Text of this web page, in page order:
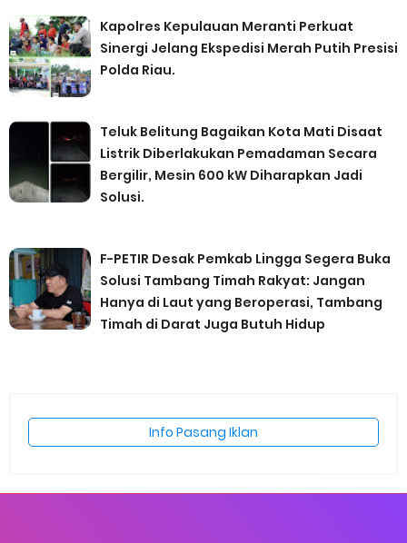
Kapolres Kepulauan Meranti Perkuat
Sinergi Jelang Ekspedisi Merah Putih Presisi
Polda Riau.
Teluk Belitung Bagaikan Kota Mati Disaat
Listrik Diberlakukan Pemadaman Secara
Bergilir, Mesin 600 kW Diharapkan Jadi
Solusi.
F-PETIR Desak Pemkab Lingga Segera Buka
Solusi Tambang Timah Rakyat: Jangan
Hanya di Laut yang Beroperasi, Tambang
Timah di Darat Juga Butuh Hidup
Info Pasang Iklan